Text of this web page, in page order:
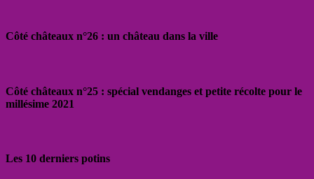
Côté châteaux n°26 : un château dans la ville
Côté châteaux n°25 : spécial vendanges et petite récolte pour le
millésime 2021
Les 10 derniers potins